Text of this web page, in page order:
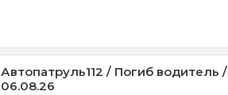
Автопатруль112 / Погиб водитель /
06.08.26